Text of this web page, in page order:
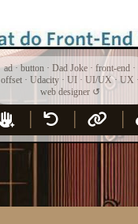
ad ·button ·Dad Joke ·front-end ·
offset· Udacity· UI· UI/UX· UX ·
web designer ↺